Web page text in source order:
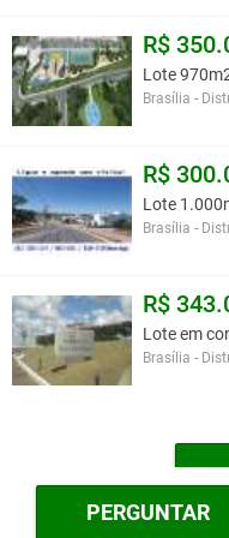
PERGUNTAR
operados e mantidos pela
Moradores.
OCondomínio Reserva
urbanística e a legislação
Ministérios.
Perto dos condomínios:
R$
Lote
Brasília -
R$
Brasília -
R$
Lote em
Brasília -